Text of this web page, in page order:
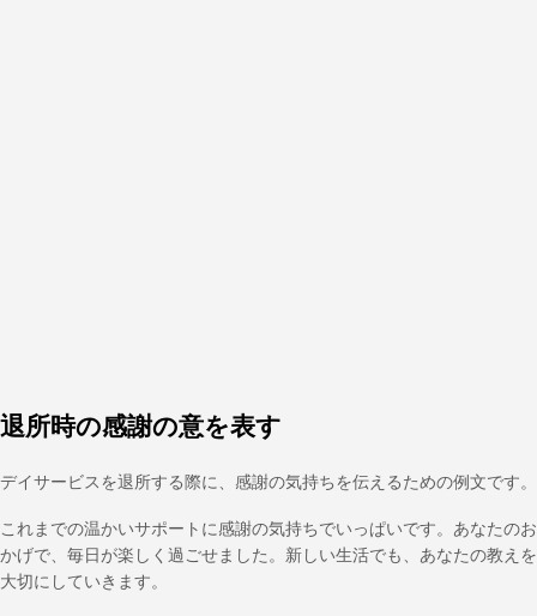
退所時の感謝の意を表す
デイサービスを退所する際に、感謝の気持ちを伝えるための例文です。
これまでの温かいサポートに感謝の気持ちでいっぱいです。あなたのお
かげで、毎日が楽しく過ごせました。新しい生活でも、あなたの教えを
大切にしていきます。